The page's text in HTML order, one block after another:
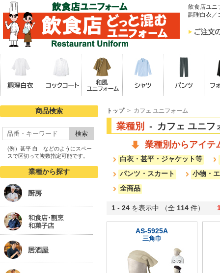
飲食店ユニ
調理白衣／
商品検索
検索
(例）甚平 白 などのようにスペー
スで区切って複数指定可能です。
業種から探す
トップ> カフェ ユニフォーム
業種別 - カフェ ユニフ
業種別からアイテ
白衣・甚平・ジャケット等
パンツ・スカート
小物・
全商品
1 - 24 を表示中 （全 114 件）
AS-5925A
三角巾